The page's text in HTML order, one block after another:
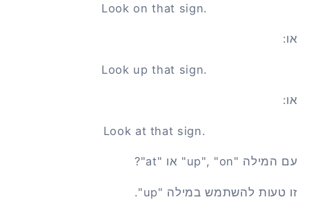
Look on that sign.
או:
Look up that sign.
או:
Look at that sign.
עם המילה "up", "on" או "at"?
זו טעות להשתמש במילה "up".